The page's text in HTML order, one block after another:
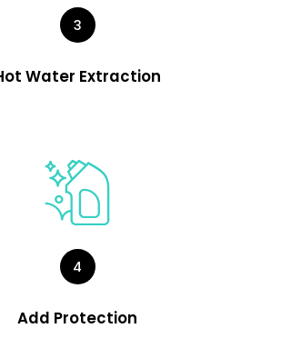
3
Water Extraction
4
Add Protection